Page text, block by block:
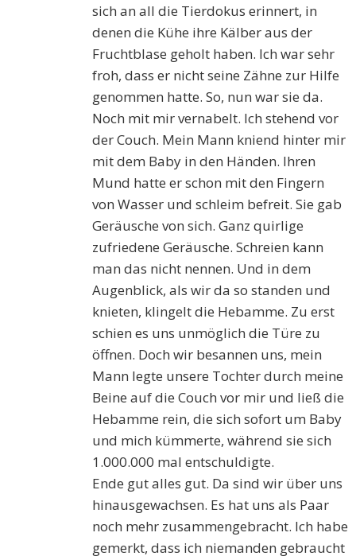
sich an all die Tierdokus erinnert, in
denen die Kühe ihre Kälber aus der
Fruchtblase geholt haben. Ich war sehr
froh, dass er nicht seine Zähne zur Hilfe
genommen hatte. So, nun war sie da.
Noch mit mir vernabelt. Ich stehend vor
der Couch. Mein Mann kniend hinter mir
mit dem Baby in den Händen. Ihren
Mund hatte er schon mit den Fingern
von Wasser und schleim befreit. Sie gab
Geräusche von sich. Ganz quirlige
zufriedene Geräusche. Schreien kann
man das nicht nennen. Und in dem
Augenblick, als wir da so standen und
knieten, klingelt die Hebamme. Zu erst
schien es uns unmöglich die Türe zu
öffnen. Doch wir besannen uns, mein
Mann legte unsere Tochter durch meine
Beine auf die Couch vor mir und ließ die
Hebamme rein, die sich sofort um Baby
und mich kümmerte, während sie sich
1.000.000 mal entschuldigte.
Ende gut alles gut. Da sind wir über uns
hinausgewachsen. Es hat uns als Paar
noch mehr zusammengebracht. Ich habe
gemerkt, dass ich niemanden gebraucht